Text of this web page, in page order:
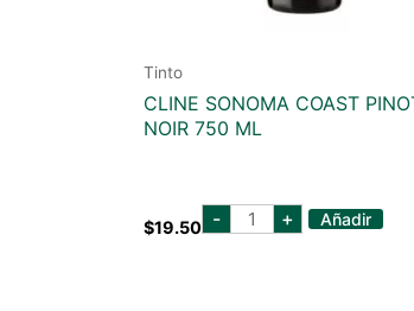
Tinto
CLINE SONOMA COAST
NOIR 750 ML
$19.50 - cline
sonoma
+ Añadir